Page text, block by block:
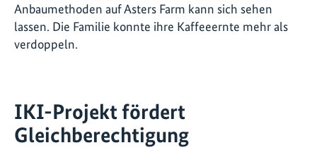
Anbaumethoden auf Asters Farm kann sich sehen
lassen. Die Familie konnte ihre Kaffeeernte mehr als
verdoppeln.
IKI-Projekt fördert
Gleichberechtigung